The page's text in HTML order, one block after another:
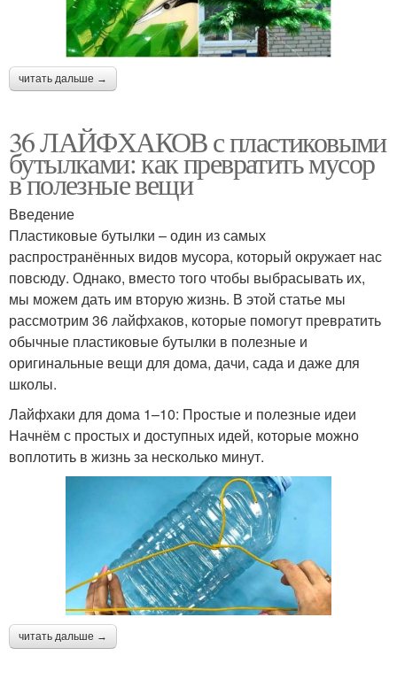
читать дальше →
36 ЛАЙФХАКОВ с пластиковыми
бутылками: как превратить мусор
в полезные вещи
Введение
Пластиковые бутылки – один из самых
распространённых видов мусора, который окружает нас
повсюду. Однако, вместо того чтобы выбрасывать их,
мы можем дать им вторую жизнь. В этой статье мы
рассмотрим 36 лайфхаков, которые помогут превратить
обычные пластиковые бутылки в полезные и
оригинальные вещи для дома, дачи, сада и даже для
школы.
Лайфхаки для дома 1–10: Простые и полезные идеи
Начнём с простых и доступных идей, которые можно
воплотить в жизнь за несколько минут.
читать дальше →